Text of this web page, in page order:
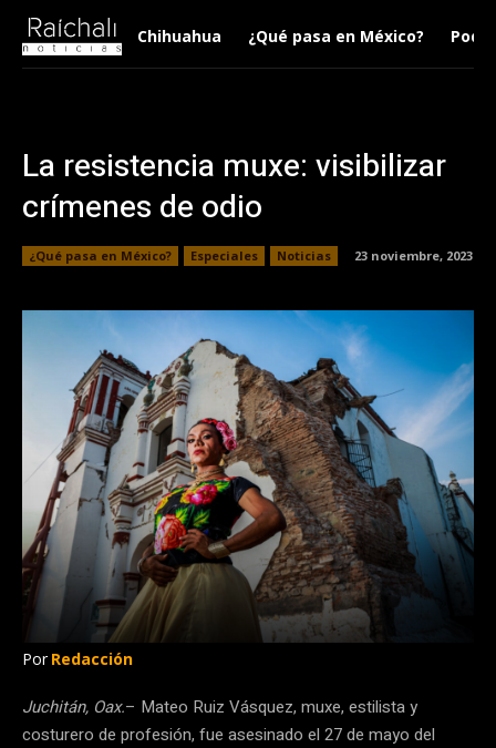
Chihuahua ¿Qué pasa en México?
La resistencia muxe: visibilizar
crímenes de odio
¿Qué pasa en México? Especiales Noticias 23 noviembre, 2023
Por Redacción
Juchitán, Oax.– Mateo Ruiz Vásquez, muxe, estilista y
costurero de profesión, fue asesinado el 27 de mayo del